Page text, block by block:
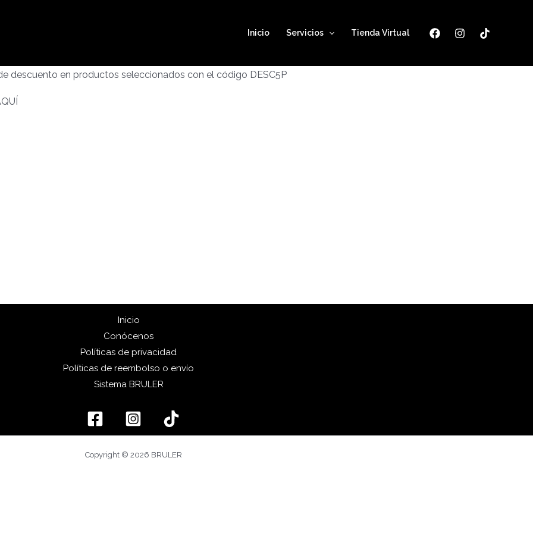
Inicio Servicios Tienda Virtual
descuento en productos seleccionados con el código DESC5P
Inicio
Conócenos
Políticas de privacidad
Políticas de reembolso o envío
Sistema BRULER
Copyright © 2026 BRULER